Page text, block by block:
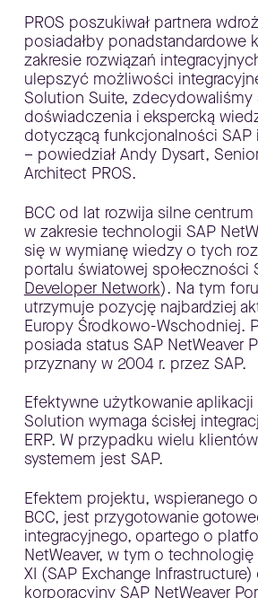
PROS poszukiwał partnera
posiadałby ponadstandardowe
zakresie rozwiązań
ulepszyć możliwości
Solution Suite, zdecydowaliśmy
doświadczenia i ekspercką
dotyczącą funkcjonalności SAP
– powiedział Andy Dysart,
Architect PROS.
BCC od lat rozwija silne
w zakresie technologii SAP
się w wymianę wiedzy o tych
portalu światowej społeczności
Developer Network). Na tym
utrzymuje pozycję najbardziej
Europy Środkowo-Wschodniej.
posiada status SAP NetWeaver
przyznany w 2004 r. przez SAP.
Efektywne użytkowanie aplikacji
Solution wymaga ścisłej
ERP. W przypadku wielu
systemem jest SAP.
Efektem projektu, wspieranego
BCC, jest przygotowanie
integracyjnego, opartego o
NetWeaver, w tym o technologię
XI (SAP Exchange Infrastructure)
korporacyjny SAP NetWeaver